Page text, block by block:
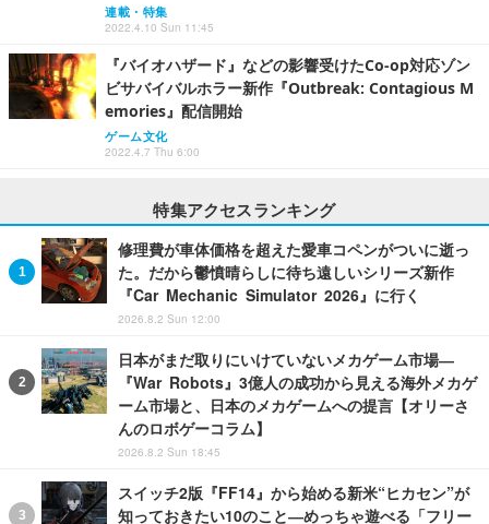
連載・特集
2022.4.10 Sun 11:45
『バイオハザード』などの影響受けたCo-op対応ゾン
ビサバイバルホラー新作『Outbreak: Contagious M
emories』配信開始
ゲーム文化
2022.4.7 Thu 6:00
特集アクセスランキング
修理費が車体価格を超えた愛車コペンがついに逝っ
た。だから鬱憤晴らしに待ち遠しいシリーズ新作
『Car Mechanic Simulator 2026』に行く
2026.8.2 Sun 12:00
日本がまだ取りにいけていないメカゲーム市場―
『War Robots』3億人の成功から見える海外メカゲ
ーム市場と、日本のメカゲームへの提言【オリーさ
んのロボゲーコラム】
2026.8.2 Sun 18:45
スイッチ2版『FF14』から始める新米“ヒカセン”が
知っておきたい10のこと―めっちゃ遊べる「フリー